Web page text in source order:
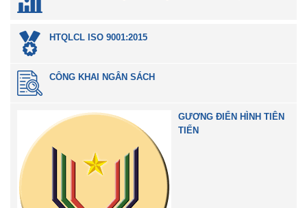
HTQLCL ISO 9001:2015
CÔNG KHAI NGÂN SÁCH
GƯƠNG ĐIỂN HÌNH TIÊN
TIẾN